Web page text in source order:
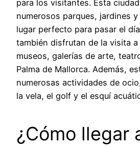
para los visitantes. Esta
numerosos parques, jardines
lugar perfecto para pasar el
también disfrutan de la visita
museos, galerías de arte,
Palma de Mallorca. Además,
numerosas actividades de
la vela, el golf y el esquí
¿Cómo llegar